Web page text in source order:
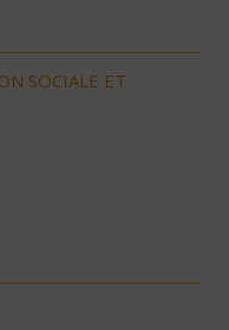
SOCIALE ET